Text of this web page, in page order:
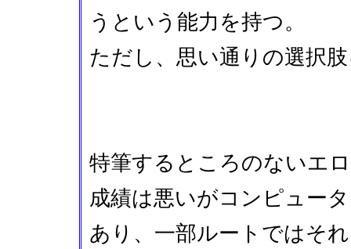
うという能力を持つ。
ただし、思い通りの選択
特筆するところのないエ
成績は悪いがコンピュー
あり、一部ルートではそ